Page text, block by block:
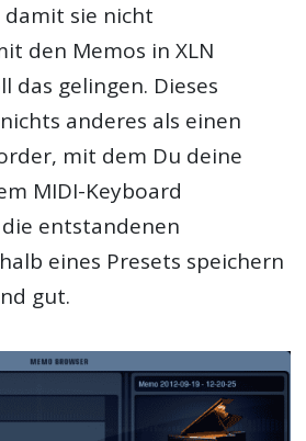
sie nicht
den Memos in XLN
das gelingen. Dieses
anderes als einen
mit dem Du deine
MIDI-Keyboard
entstandenen
eines Presets speichern
gut.